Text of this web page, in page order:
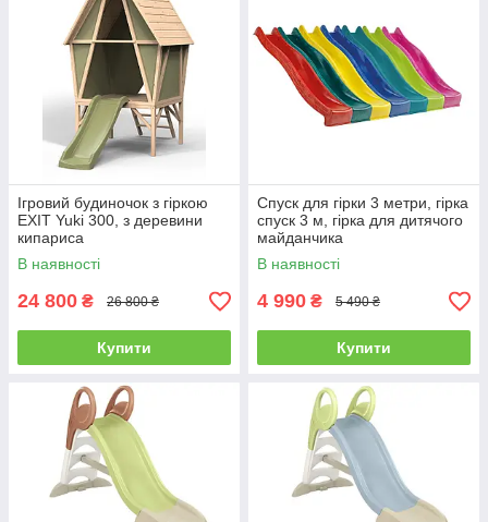
Ігровий будиночок з гіркою
EXIT Yuki 300, з деревини
кипариса
В наявності
24 800 ₴ 26 800 ₴
Купити
Спуск для гірки 3 метри, гірка
спуск 3 м, гірка для дитячого
майданчика
В наявності
4 990 ₴ 5 490 ₴
Купити